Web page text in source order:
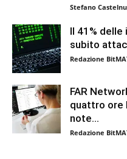
Stefano
Il 41%
subito
Redazione
FAR
quattro ore
note...
Redazione